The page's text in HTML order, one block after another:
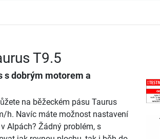
T9.5
s dobrým motorem a
na běžeckém pásu Taurus
h. Navíc máte možnost nastavení
Alpách? Žádný problém, s